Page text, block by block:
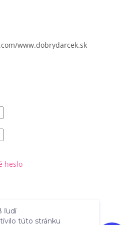
www.dobrydarcek.sk
heslo
Vytvoril Shoptet
ľudí
túto stránku